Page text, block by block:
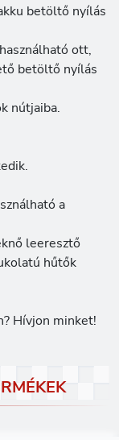
betöltő nyílás
ott,
betöltő nyílás
nútjaiba.
a
leeresztő
hűtők
Hívjon minket!